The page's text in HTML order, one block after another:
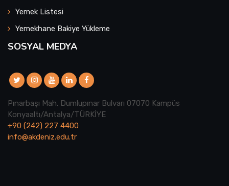
Yemek Listesi
Yemekhane Bakiye Yükleme
SOSYAL MEDYA
Pınarbaşı Mah. Dumlupınar Bulvarı 07070 Kampüs
Konyaaltı/Antalya/TÜRKİYE
+90 (242) 227 4400
info@akdeniz.edu.tr